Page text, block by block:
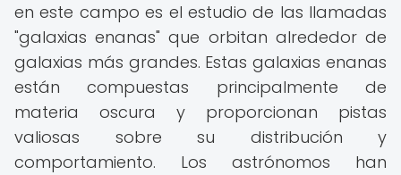
en este campo es el estudio de las llamadas
"galaxias enanas" que orbitan alrededor de
galaxias más grandes. Estas galaxias enanas
están compuestas principalmente de
materia oscura y proporcionan pistas
valiosas sobre su distribución y
comportamiento. Los astrónomos han